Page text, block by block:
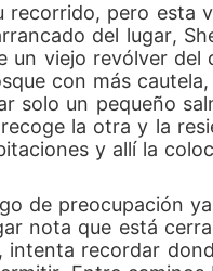
recorrido, pero esta
del lugar,
un viejo revólver
con más
solo un pequeño
la otra y la
y allí la
de preocupación
nota que está
intenta recordar